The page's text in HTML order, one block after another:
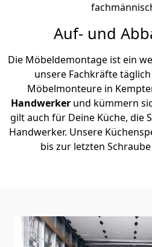
Auf- und
Die Möbeldemontage ist ein
unsere Fachkräfte
Möbelmonteure in
Handwerker und kümmern
gilt auch für Deine Küche, die
Handwerker. Unsere
bis zur letzten